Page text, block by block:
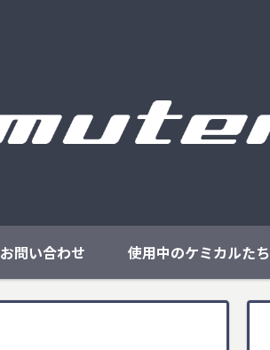
お問い合わせ 使用中のケミカルたち